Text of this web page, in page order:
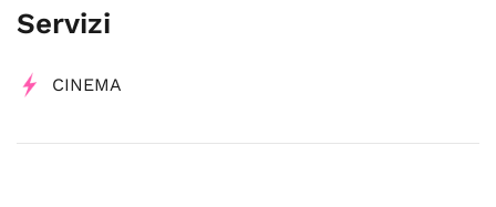
Servizi
CINEMA